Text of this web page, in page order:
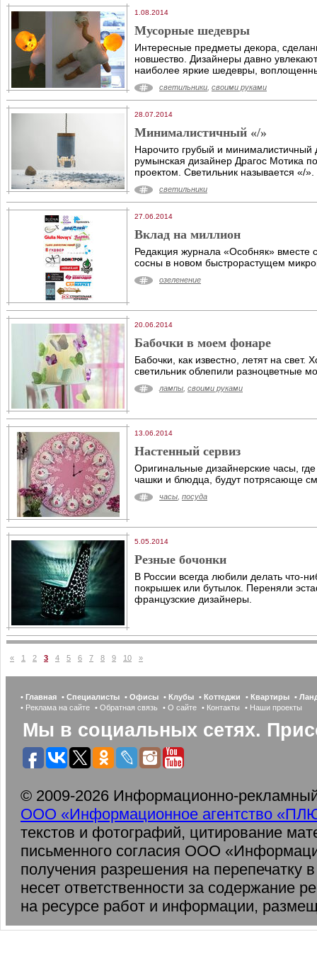
1.08.2014
Мусорные шедевры
Интересные предметы декора,
новшество. Дизайнеры давно
наиболее яркие шедевры,
светильники своими руками
28.07.2014
Минималистичный «/»
Нарочито грубый и минималистичный
румынская дизайнер Драгос Мотика
проектом. Светильник называется «/».
светильники
27.06.2014
Вклад на миллион
Редакция журнала «Особняк» вместе
сосны в новом быстрорастущем
озеленение
20.06.2014
Бабочки в моем фонаре
Бабочки, как известно, летят на свет.
светильник облепили разноцветные
лампы своими руками
13.06.2014
Настенный сервиз
Оригинальные дизайнерские часы,
чашки и блюдца, будут потрясающе
часы посуда
5.05.2014
Резные бочонки
В России всегда любили делать что-
покрышек или бутылок. Переняли
французские дизайнеры.
« 1 2 3 4 5 6 7 8 9 10 »
• Главная • Специалисты • Офисы • Клубы • Коттеджи • Квартиры •
• Реклама на сайте • Обратная связь • О сайте • Контакты • Наши проекты
Мы в социальных сетях.
© 2009-2026 Информационно-
ООО «Информационное агентство
текстов и фотографий, цитирование
письменного согласия ООО
получения разрешения на перепечатку
несет ответственности за содержание
на ресурсе работ и информации,